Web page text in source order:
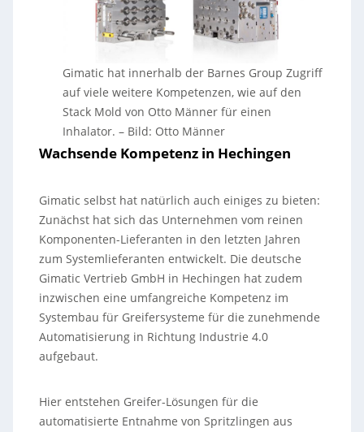
Gimatic hat innerhalb der Barnes Group Zugriff
auf viele weitere Kompetenzen, wie auf den
Stack Mold von Otto Männer für einen
Inhalator. – Bild: Otto Männer
Wachsende Kompetenz in Hechingen
Gimatic selbst hat natürlich auch einiges zu bieten:
Zunächst hat sich das Unternehmen vom reinen
Komponenten-Lieferanten in den letzten Jahren
zum Systemlieferanten entwickelt. Die deutsche
Gimatic Vertrieb GmbH in Hechingen hat zudem
inzwischen eine umfangreiche Kompetenz im
Systembau für Greifersysteme für die zunehmende
Automatisierung in Richtung Industrie 4.0
aufgebaut.
Hier entstehen Greifer-Lösungen für die
automatisierte Entnahme von Spritzlingen aus